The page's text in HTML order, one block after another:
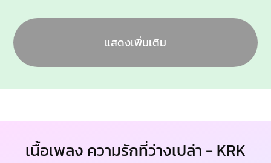
แสดงเพิ่มเติม
เนื้อเพลง ความรักที่ว่างเปล่า - KRK